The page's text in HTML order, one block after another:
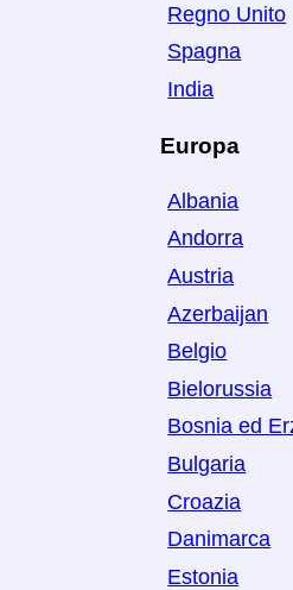
Regno Unito
Spagna
India
Europa
Albania
Andorra
Austria
Azerbaijan
Belgio
Bielorussia
Bosnia ed
Bulgaria
Croazia
Danimarca
Estonia